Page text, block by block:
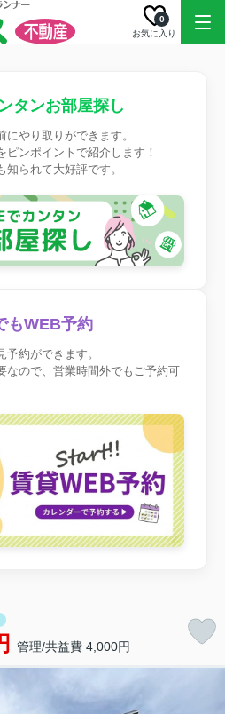
お気に入り
0
タンお部屋探し
やり取りができます。
ンポイントで紹介します！
られて大好評です。
もWEB予約
約ができます。
なので、営業時間外でもご予約可
管理/共益費 4,000円